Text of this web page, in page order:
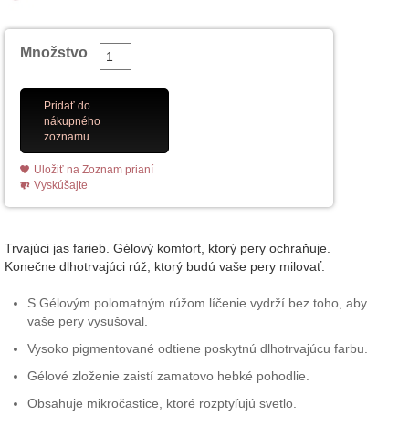
Množstvo
Pridať do
nákupného
zoznamu
Uložiť na Zoznam prianí
Vyskúšajte
Trvajúci jas farieb. Gélový komfort, ktorý pery ochraňuje.
Konečne dlhotrvajúci rúž, ktorý budú vaše pery milovať.
S Gélovým polomatným rúžom líčenie vydrží bez toho, aby
vaše pery vysušoval.
Vysoko pigmentované odtiene poskytnú dlhotrvajúcu farbu.
Gélové zloženie zaistí zamatovo hebké pohodlie.
Obsahuje mikročastice, ktoré rozptyľujú svetlo.